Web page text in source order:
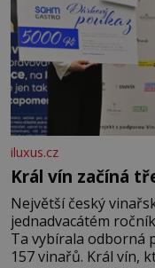
iluxus.cz
Král vín začíná
Největší český
jednadvacátém
Ta vybírala odborná
157 vinařů.